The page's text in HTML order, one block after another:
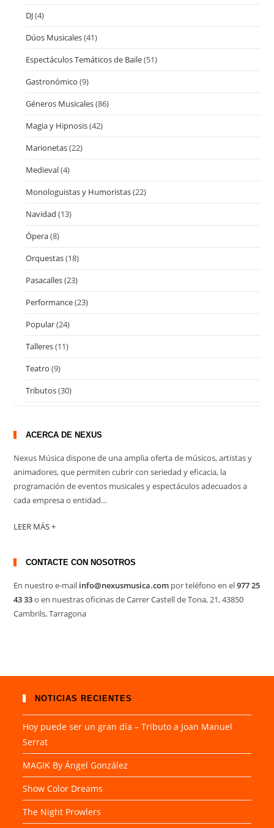
DJ(4)
Dúos Musicales(41)
Espectáculos Temáticos de Baile(51)
Gastronómico (9)
Géneros Musicales(86)
Magia y Hipnosis(42)
Marionetas(22)
Medieval(4)
Monologuistas y Humoristas(22)
Navidad (13)
Ópera(8)
Orquestas(18)
Pasacalles(23)
Performance(23)
Popular(24)
Talleres(11)
Teatro (9)
Tributos(30)
ACERCA DE NEXUS
Nexus Música dispone de una amplia oferta de músicos, artistas y
animadores, que permiten cubrir con seriedad y eficacia, la
programación de eventos musicales y espectáculos adecuados a
cada empresa o entidad…
LEER MÁS +
CONTACTE CON NOSOTROS
En nuestro e-mail info@nexusmusica.com por teléfono en el977 25
43 33o en nuestras oficinas de Carrer Castell de Tona, 21, 43850
Cambrils, Tarragona
NOTICIAS RECIENTES
Hoy puede ser un gran día – Tributo a Joan Manuel
Serrat
MAGIK By Ángel González
Show Color Dreams
The Night Prowlers